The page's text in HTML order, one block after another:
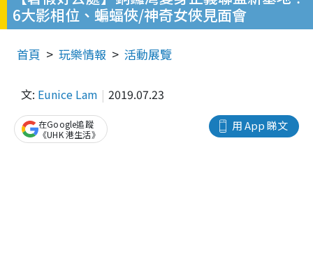
6大影相位、蝙蝠俠/神奇女俠見面會
首頁 玩樂情報 活動展覽
文: Eunice Lam 2019.07.23
用 App 睇文
在Google追蹤
《UHK 港生活》